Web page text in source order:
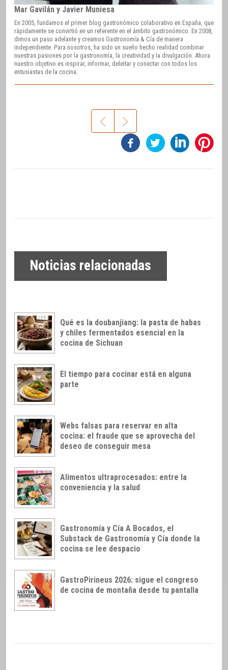
Mar Gavilán y Javier Muniesa
En 2005, fundamos el primer blog gastronómico colaborativo en España, que
rápidamente se convirtió en un referente en el ámbito gastronómico. En 2008,
dimos un paso adelante y creamos Gastronomía & Cía de manera
independiente. Para nosotros, ha sido un sueño hecho realidad combinar
nuestras pasiones por la gastronomía, la creatividad y la divulgación. Ahora
nuestro objetivo es inspirar, informar, deleitar y conectar con todos los
entusiastas de la cocina.
Noticias relacionadas
Qué es la doubanjiang: la pasta de habas
y chiles fermentados esencial en la
cocina de Sichuan
El tiempo para cocinar está en alguna
parte
Webs falsas para reservar en alta
cocina: el fraude que se aprovecha del
deseo de conseguir mesa
Alimentos ultraprocesados: entre la
conveniencia y la salud
Gastronomía y Cía A Bocados, el
Substack de Gastronomía y Cía donde la
cocina se lee despacio
GastroPirineus 2026: sigue el congreso
de cocina de montaña desde tu pantalla